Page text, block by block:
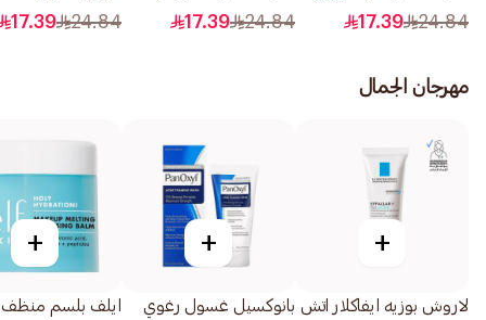
رقم 2.1 1قطعة
24.84
17.39
1قطعة
24.84
17.39
24.84
17.39
مهرجان الجمال
+
لاروش بوزيه ايفاكلار اتش
+
بانوكسيل غسول رغوي
+
ايلف بلسم منظف